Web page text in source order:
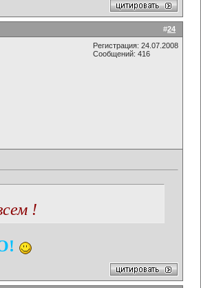
#24
Регистрация: 24.07.2008
Сообщений: 416
!